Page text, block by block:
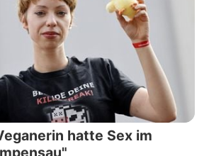
hatte Sex im